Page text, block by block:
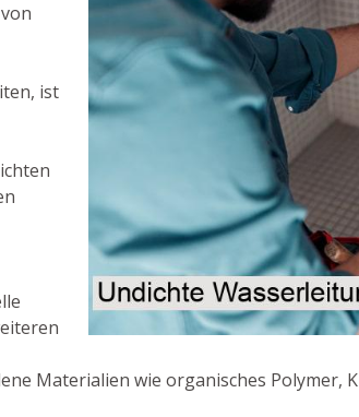
ist
Materialien wie organisches Polymer,